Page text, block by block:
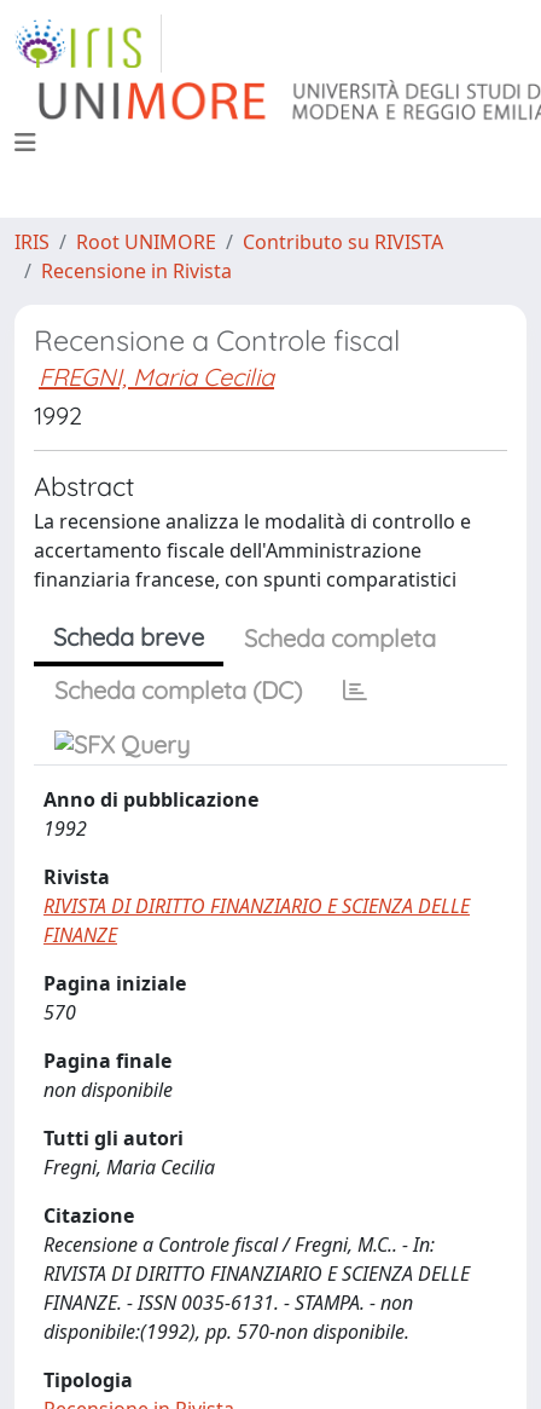
IRIS Root UNIMORE
Contributo su RIVISTA
Recensione in Rivista
Recensione a Controle fiscal
FREGNI, Maria Cecilia
1992
Abstract
La recensione analizza le modalità di controllo e
accertamento fiscale dell'Amministrazione
finanziaria francese, con spunti comparatistici
Scheda breve
Scheda completa
Scheda completa (DC)
Anno di pubblicazione
1992
Rivista
RIVISTA DI DIRITTO FINANZIARIO E SCIENZA DELLE
FINANZE
Pagina iniziale
570
Pagina finale
non disponibile
Tutti gli autori
Fregni, Maria Cecilia
Citazione
Recensione a Controle fiscal / Fregni, M.C.. - In:
RIVISTA DI DIRITTO FINANZIARIO E SCIENZA DELLE
FINANZE. - ISSN 0035-6131. - STAMPA. - non
disponibile:(1992), pp. 570-non disponibile.
Tipologia